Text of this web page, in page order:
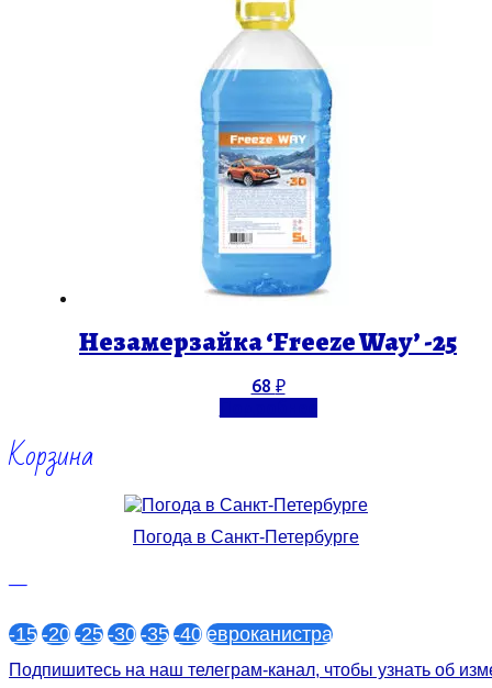
Незамерзайка ‘Freeze Way’ -25
68 ₽
Корзина
Погода в Санкт-Петербурге
—
-15 -20 -25 -30 -35 -40 евроканистра
Подпишитесь на наш телеграм-канал, чтобы узнать об